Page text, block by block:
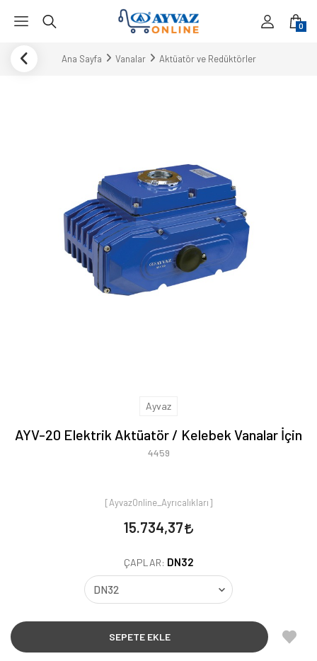
0
Ana Sayfa Vanalar Aktüatör ve Redüktörler
Ayvaz
AYV-20 Elektrik Aktüatör / Kelebek Vanalar İçin
4459
[AyvazOnline_Ayrıcalıkları]
15.734,37
ÇAPLAR: DN32
SEPETE EKLE